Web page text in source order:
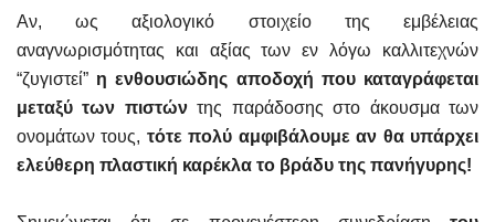
Αν, ως αξιολογικό στοιχείο της εμβέλειας
αναγνωρισμότητας και αξίας των εν λόγω καλλιτεχνών
“ζυγιστεί” η ενθουσιώδης αποδοχή που καταγράφεται
μεταξύ των πιστώντης παράδοσης στο άκουσμα των
ονομάτων τους, τότε πολύ αμφιβάλουμε αν θα υπάρχει
ελεύθερη πλαστική καρέκλα το βράδυ της πανήγυρης!